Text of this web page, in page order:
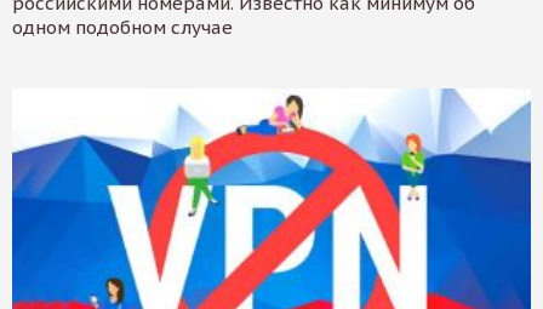
одном подобном случае